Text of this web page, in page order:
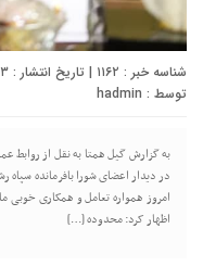
شناسه خبر : ۱۱۶۲ | تاریخ انتشار : ۰۳ خرداد ۱۴۰۲ - ۱۶:۵۶ | تعداد دیدگاه :
توسط : hadmin
به گزارش گیل همتا به نقل از
در دیدار اعضای شورا بافرمانده
امروز همواره تعامل و همکاری
اظهار کرد: محدوده […]